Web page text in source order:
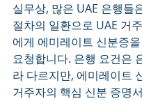
실무상, 많은 UAE 은행들
절차의 일환으로 UAE 거
에게 에미레이트 신분증
요청합니다. 은행 요건은
라 다르지만, 에미레이트
거주자의 핵심 신분 증명